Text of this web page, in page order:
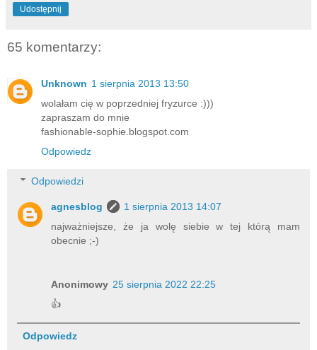
Udostępnij
65 komentarzy:
Unknown 1 sierpnia 2013 13:50
wolałam cię w poprzedniej fryzurce :)))
zapraszam do mnie
fashionable-sophie.blogspot.com
Odpowiedz
Odpowiedzi
agnesblog
1 sierpnia 2013 14:07
najważniejsze, że ja wolę siebie w tej którą mam
obecnie ;-)
Anonimowy 25 sierpnia 2022 22:25
👍
Odpowiedz